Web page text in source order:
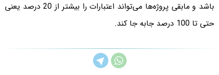
باشد و مابقی پروژه‌ها می‌تواند اعتبارات را بیشتر از 20 درصد یعنی
حتی تا 100 درصد جابه ‌جا کند.